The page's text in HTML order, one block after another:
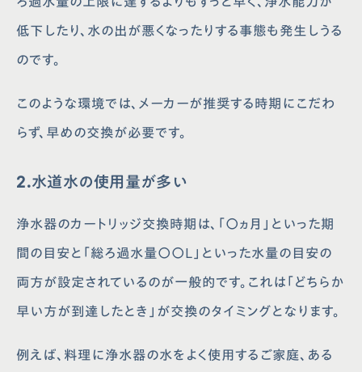
プライバシーポリシー
ソーシャルメディアポリシー
法人の皆様へ
よくあるご質問
低下したり、水の出が悪くなったりする事態も発生しうる
のです。
このような環境では、メーカーが推奨する時期にこだわ
らず、早めの交換が必要です。
2.水道水の使用量が多い
浄水器のカートリッジ交換時期は、「〇ヵ月」といった期
間の目安と「総ろ過水量〇〇L」といった水量の目安の
両方が設定されているのが一般的です。これは「どちらか
早い方が到達したとき」が交換のタイミングとなります。
例えば、料理に浄水器の水をよく使用するご家庭、ある